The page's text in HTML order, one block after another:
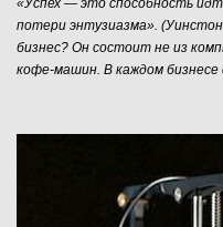
потери энтузиазма».
бизнес? Он состоит не из
кофе-машин. В каждом
бизнес; Продукты - их может
основателями в рамках
айсберга, то практическое,
идеей и подкармливаемый